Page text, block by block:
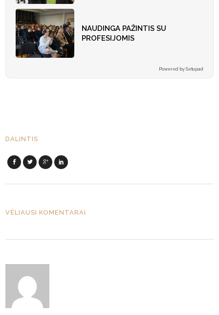
NAUDINGA PAŽINTIS SU
PROFESIJOMIS
Powered by Setupad
DALINTIS
VĖLIAUSI KOMENTARAI